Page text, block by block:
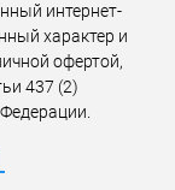
интернет-
характер и
офертой,
437 (2)